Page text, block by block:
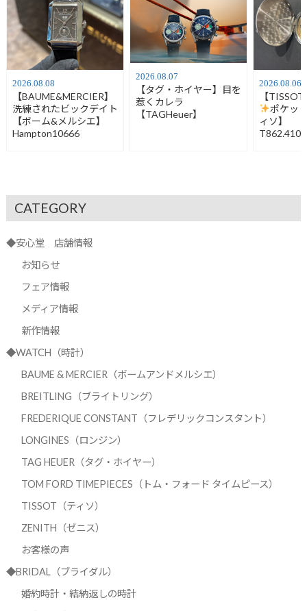
2026.08.08
【BAUME&MERCIER】
洗練されたビックデイト
【ボーム&メルシエ】
Hampton10666
2026.08.07
【タグ・ホイヤー】目を
惹くカレラ
【TAGHeuer】
2026.08.06
【
ポケッ
ィソ】
CATEGORY
◆安心堂 店舗情報
お知らせ
フェア情報
メディア情報
新作情報
◆WATCH（時計）
BAUME & MERCIER（ボームアンドメルシエ）
BREITLING（ブライトリング）
FREDERIQUE CONSTANT（フレデリックコンスタント）
LONGINES（ロンジン）
TAG HEUER（タグ・ホイヤー）
TOM FORD TIMEPIECES（トム・フォード タイムピース）
TISSOT（ティソ）
ZENITH（ゼニス）
お客様の声
◆BRIDAL（ブライダル）
婚約時計・結納返しの時計